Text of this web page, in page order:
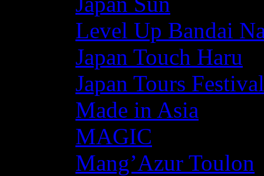
Level Up Bandai
Japan Touch Haru
Japan Tours Festival
Made in Asia
MAGIC
Mang’Azur Toulon